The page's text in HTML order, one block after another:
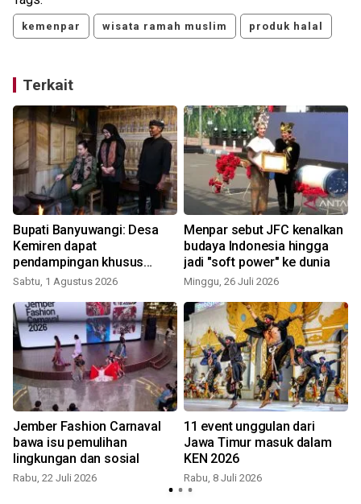
kemenpar wisata ramah muslim produk halal
Terkait
Bupati Banyuwangi: Desa
Kemiren dapat
pendampingan khusus
Kemenpar
Sabtu, 1 Agustus 2026
Menpar sebut JFC kenalkan
budaya Indonesia hingga
jadi "soft power" ke dunia
Minggu, 26 Juli 2026
Jember Fashion Carnaval
bawa isu pemulihan
lingkungan dan sosial
Rabu, 22 Juli 2026
11 event unggulan dari
Jawa Timur masuk dalam
KEN 2026
Rabu, 8 Juli 2026